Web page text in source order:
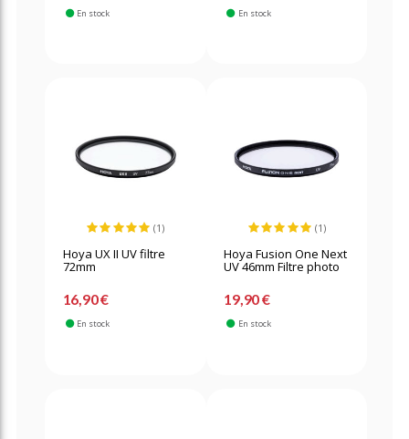
En stock En stock
(1)
Hoya UX II UV filtre
72mm
16,90 €
En stock
(1)
Hoya Fusion One Next
UV 46mm Filtre photo
19,90 €
En stock